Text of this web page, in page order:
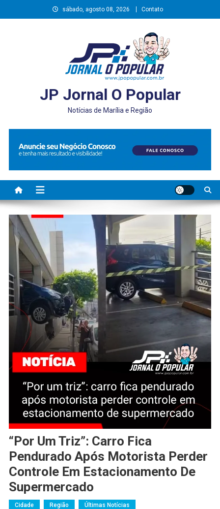
to
sábado, agosto 08, 2026 Contato
JP Jornal O Popular
Notícias de Marília e Região
“Por Um Triz”: Carro Fica
Pendurado Após Motorista Perder
Controle Em Estacionamento De
Supermercado
Cidade Região Últimas Notícias